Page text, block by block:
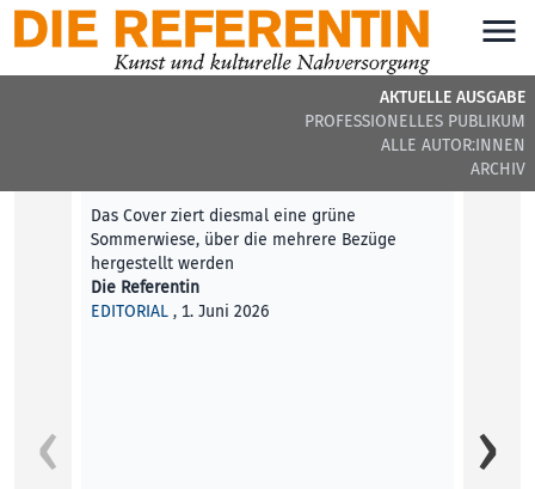
AKTUELLE AUSGABE
PROFESSIONELLES PUBLIKUM
ALLE AUTOR:INNEN
ARCHIV
DIE REFERENTIN #44 - AKTUELLE BEITRÄGE
Das Cover ziert diesmal eine grüne
Sommerwiese, über die mehrere Bezüge
hergestellt werden
Die Referentin
EDITORIAL , 1. Juni 2026
Im